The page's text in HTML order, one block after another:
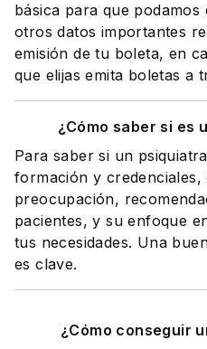
básica para que
otros datos importantes
emisión de tu boleta, en
que elijas emita boletas a
¿Cómo saber si es
Para saber si un
formación y
preocupación,
pacientes, y su enfoque
tus necesidades. Una
es clave.
¿Cómo conseguir